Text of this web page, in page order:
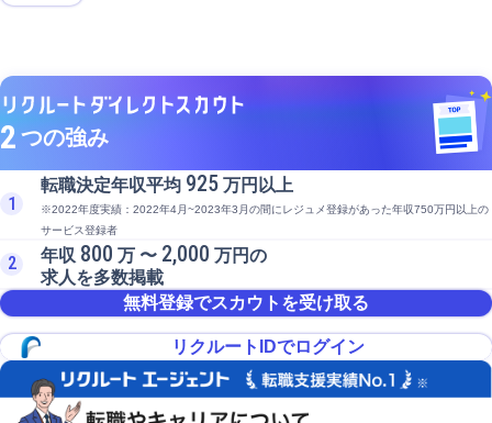
2 つの強み
1
転職決定年収平均 925 万円以上
※2022年度実績：2022年4月~2023年3月の間にレジュメ登録があった年収750万円以上の
サービス登録者
2 年収 800 万 〜 2,000 万円の
求人を多数掲載
無料登録でスカウトを受け取る
リクルートIDでログイン